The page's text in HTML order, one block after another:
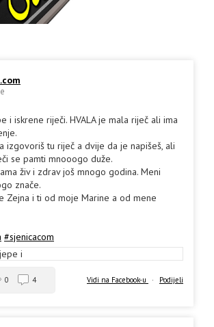
i iskrene riječi. HVALA je mala riječ ali ima
izgovoriš tu riječ a dvije da je napišeš, ali
se pamti mnooogo duže.
živ i zdrav još mnogo godina. Meni
znače.
Zejna i ti od moje Marine a od mene
#sjenicacom
Vidi na Facebook-u · Podijeli
0 4